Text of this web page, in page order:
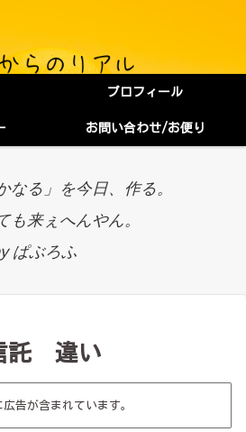
プロフィール
お問い合わせ/お便り
なる」を今日、作る。
も来ぇへんやん。
ぱぶろふ
託 違い
告が含まれています。